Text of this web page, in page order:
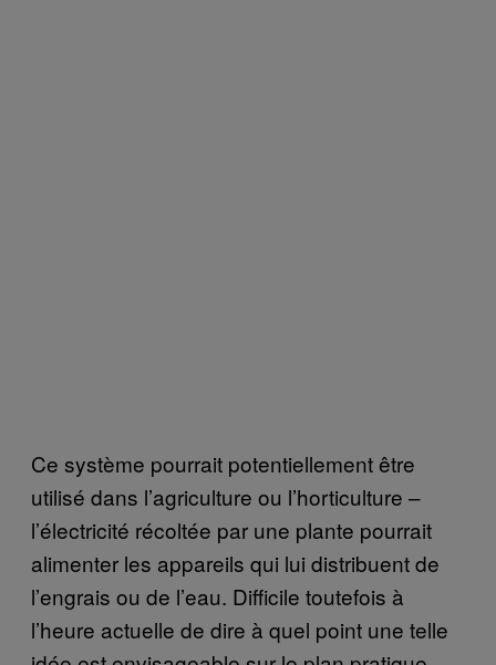
Ce système pourrait potentiellement être
utilisé dans l’agriculture ou l’horticulture –
l’électricité récoltée par une plante pourrait
alimenter les appareils qui lui distribuent de
l’engrais ou de l’eau. Difficile toutefois à
l’heure actuelle de dire à quel point une telle